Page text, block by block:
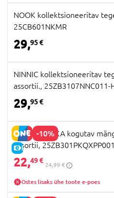
NOOK kollektsioneeritav
25CB601NKMR
29,95 €
NINNIC kollektsioneeritav
assortii., 25ZB3107NNC011-
29,95 €
-10%
E-HIND
POUKAPOUKA kogutav
assortii, 25ZB301PKQXPP001
22,49 €
24,99 €
Ostes lisaks ühe toote e-poes